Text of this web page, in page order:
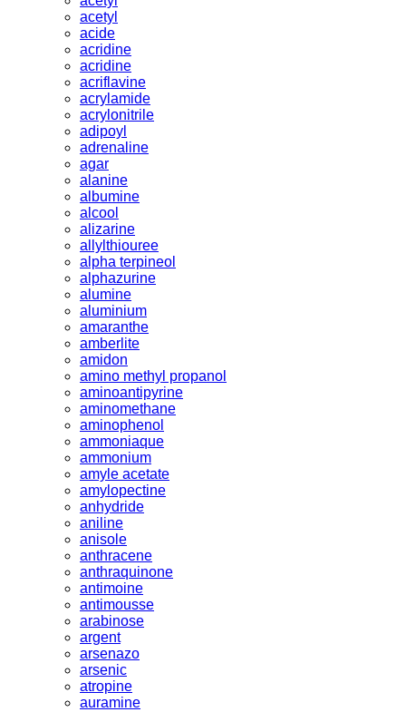
acetyl
acide
acridine
acridine
acriflavine
acrylamide
acrylonitrile
adipoyl
adrenaline
agar
alanine
albumine
alcool
alizarine
allylthiouree
alpha terpineol
alphazurine
alumine
aluminium
amaranthe
amberlite
amidon
amino methyl propanol
aminoantipyrine
aminomethane
aminophenol
ammoniaque
ammonium
amyle acetate
amylopectine
anhydride
aniline
anisole
anthracene
anthraquinone
antimoine
antimousse
arabinose
argent
arsenazo
arsenic
atropine
auramine